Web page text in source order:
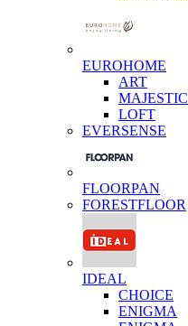
EUROHOME
ART
MAJESTIC
LOFT
EVERSENSE
FLOORPAN
FORESTFLOOR
IDEAL
CHOICE
ENIGMA